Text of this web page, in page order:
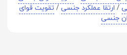
/ ارتقا عملکرد جنسی/تقویت قوای
جنسی